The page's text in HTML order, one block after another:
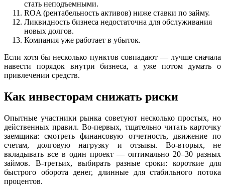
стать неподъемными.
ROA (рентабельность активов) ниже ставки по займу.
Ликвидность бизнеса недостаточна для обслуживания
новых долгов.
Компания уже работает в убыток.
Если хотя бы несколько пунктов совпадают — лучше сначала
навести порядок внутри бизнеса, а уже потом думать о
привлечении средств.
Как инвесторам снижать риски
Опытные участники рынка советуют несколько простых, но
действенных правил. Во-первых, тщательно читать карточку
заемщика: смотреть финансовую отчетность, движение по
счетам, долговую нагрузку и отзывы. Во-вторых, не
вкладывать все в один проект — оптимально 20–30 разных
займов. В-третьих, выбирать разные сроки: короткие для
быстрого оборота денег, длинные для стабильного потока
процентов.